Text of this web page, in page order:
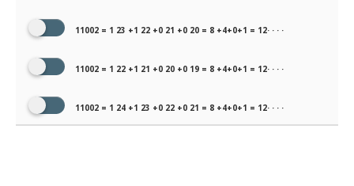
11002 = 1 23 +1 22 +0 21 +0 20 = 8 +4+0+1 = 12· · · ·
11002 = 1 22 +1 21 +0 20 +0 19 = 8 +4+0+1 = 12· · · ·
11002 = 1 24 +1 23 +0 22 +0 21 = 8 +4+0+1 = 12· · · ·